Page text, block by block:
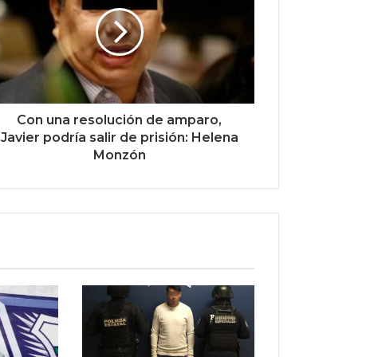
Con una resolución de amparo,
Javier podría salir de prisión: Helena
Monzón